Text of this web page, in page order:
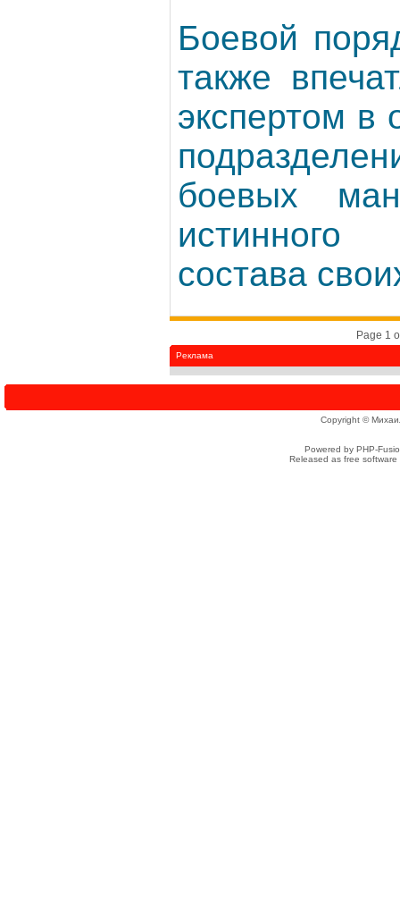
Боевой
также
экспертом в
боевых
состава
Page 1
Реклама
Copyright ©
Powered by PHP-
Released as free